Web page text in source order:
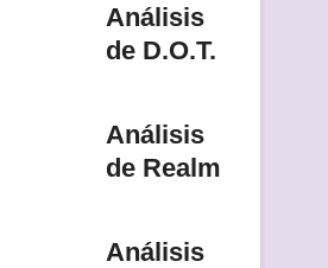
Análisis
de D.O.T.
Análisis
de Realm
Análisis